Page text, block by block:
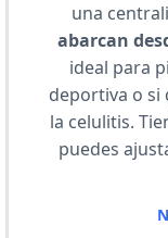
una
abarcan
ideal para
deportiva o si
la celulitis.
puedes